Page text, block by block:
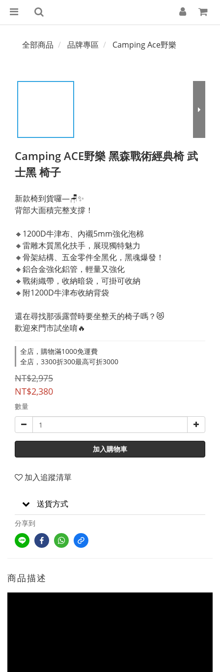
全部商品 品牌專區 Camping Ace野樂
Camping ACE野樂 黑森戰術經典椅 武
士黑 椅子
新款椅到貨囉—🪑✨
背部大面積完整支撐！
🔸1200D牛津布、內襯5mm強化泡棉
🔸雷雕木質黑化扶手，展現獨特魅力
🔸骨架結構、五金零件全黑化，黑魂爆發！
🔸鋁合金強化鋁管，輕量又強化
🔸戰術織帶，收納暗袋，可掛可收納
🔸附1200D牛津布收納背袋
還在尋找那張露營時要坐整天的椅子嗎？😻
歡迎來門市試坐唷🔥
全店，購物滿1000免運費
全店，3300折300最高可折3000
NT$2,975
NT$2,380
數量
加入購物車
加入追蹤清單
送貨方式
分享到
商品描述